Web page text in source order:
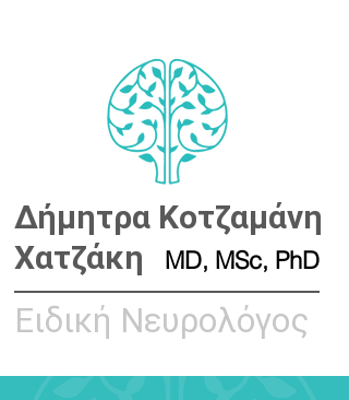
Δήμητρα Κοτζαμάνη
Χατζάκη
MD, MSc, PhD
Ειδική Νευρολόγος